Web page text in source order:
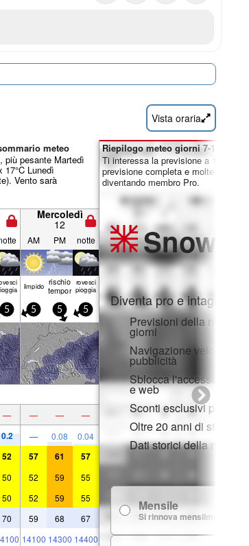
Vista oraria
meteo
più pesante Martedì
17°C Lunedì
Vento sarà
Mercoledì
12
AM PM notte
limp­ido rischio
temporale
rovesci
pioggia
5 5 5 5
— — — —
0.2 — 0.08 0.04
52 57 61 57
50 52 59 55
50 52 59 55
70 59 68 67
14100 14300 14400
Riepilogo meteo giorni 7-16:
Ti interessa la previsione a 16
previsione completa e molte altre
diventando membro Pro.
Snow
Diventa pro e intaglia:
Previsioni della neve
giorni
Navigazione veloce
pubblicità
Sblocca l'accesso
e web
Sconti esclusivi per i
Oltre 20 anni di storia
Dati storici della neve
Mensile
Si rinnova mensilmente